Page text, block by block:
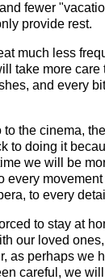
fewer
provide rest.
much less
take more care
and every
the cinema,
to doing it
we will be
every
to every
to stay at
our loved
as perhaps we
careful, we